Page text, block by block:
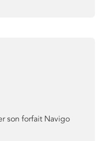
son forfait Navigo